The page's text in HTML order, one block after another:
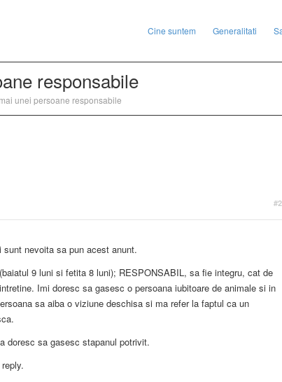
Cine suntem Generalitati
responsabile
unei persoane responsabile
nevoita sa pun acest anunt.
9 luni si fetita 8 luni); RESPONSABIL, sa fie integru, cat de
Imi doresc sa gasesc o persoana iubitoare de animale si in
sa aiba o viziune deschisa si ma refer la faptul ca un
doresc sa gasesc stapanul potrivit.